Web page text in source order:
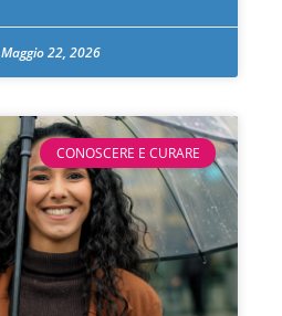
Maggio 22, 2026
CONOSCERE E CURARE